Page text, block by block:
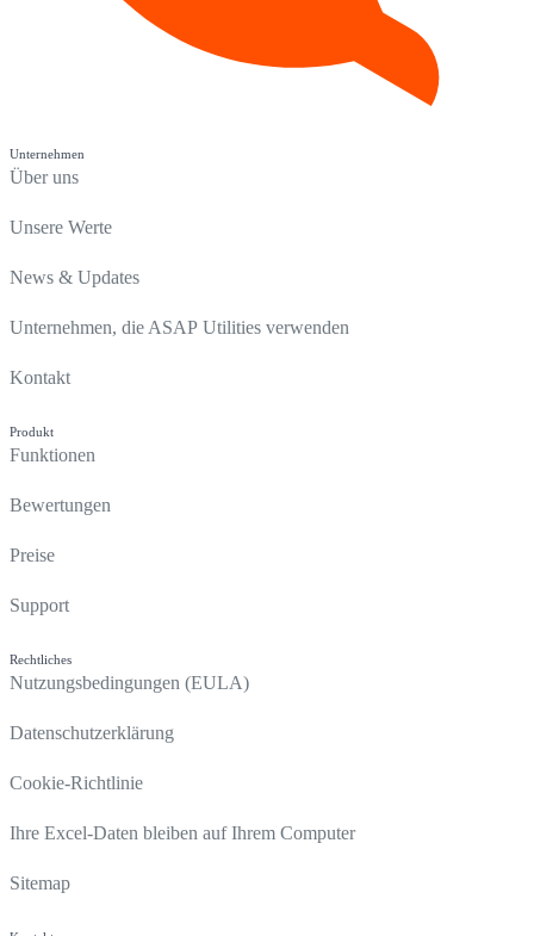
Unternehmen
Über uns
Unsere Werte
News & Updates
Unternehmen, die ASAP Utilities verwenden
Kontakt
Produkt
Funktionen
Bewertungen
Preise
Support
Rechtliches
Nutzungsbedingungen (EULA)
Datenschutzerklärung
Cookie-Richtlinie
Ihre Excel-Daten bleiben auf Ihrem Computer
Sitemap